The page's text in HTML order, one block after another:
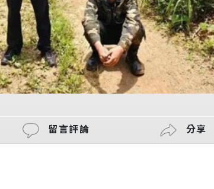
留言評論 分享